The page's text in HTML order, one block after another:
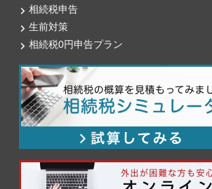
相続税申告
生前対策
相続税0円申告プラン